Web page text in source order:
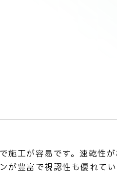
施工が容易です。速乾性
が豊富で視認性も優れてい